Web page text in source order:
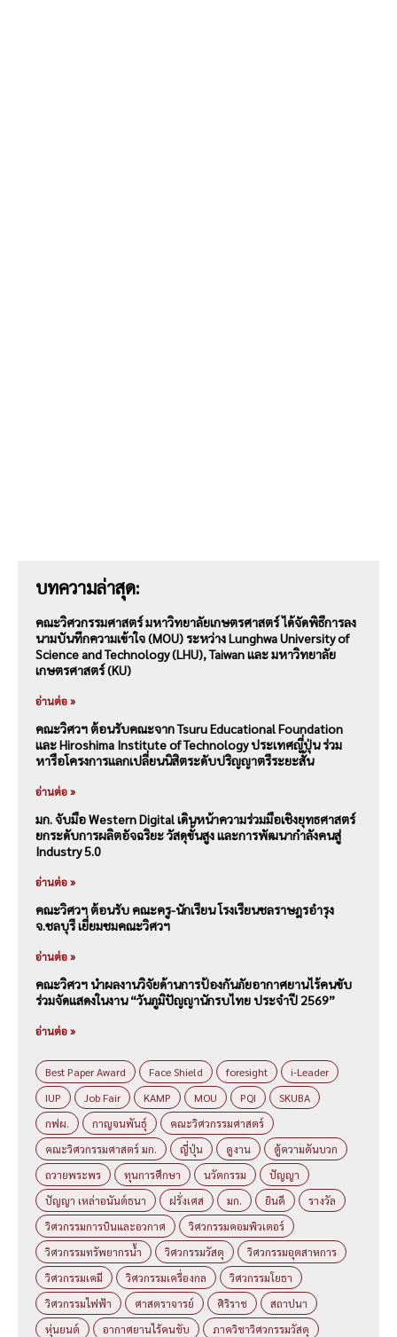
บทความล่าสุด:
คณะวิศวกรรมศาสตร์ มหาวิทยาลัยเกษตรศาสตร์ ได้จัดพิธีการลง
นามบันทึกความเข้าใจ (MOU) ระหว่าง Lunghwa University of
Science and Technology (LHU), Taiwan และ มหาวิทยาลัย
เกษตรศาสตร์ (KU)
อ่านต่อ »
คณะวิศวฯ ต้อนรับคณะจาก Tsuru Educational Foundation
และ Hiroshima Institute of Technology ประเทศญี่ปุ่น ร่วม
หารือโครงการแลกเปลี่ยนนิสิตระดับปริญญาตรีระยะสั้น
อ่านต่อ »
มก. จับมือ Western Digital เดินหน้าความร่วมมือเชิงยุทธศาสตร์
ยกระดับการผลิตอัจฉริยะ วัสดุขั้นสูง และการพัฒนากำลังคนสู่
Industry 5.0
อ่านต่อ »
คณะวิศวฯ ต้อนรับ คณะครู-นักเรียน โรงเรียนชลราษฎรอำรุง
จ.ชลบุรี เยี่ยมชมคณะวิศวฯ
อ่านต่อ »
คณะวิศวฯ นำผลงานวิจัยด้านการป้องกันภัยอากาศยานไร้คนขับ
ร่วมจัดแสดงในงาน “วันภูมิปัญญานักรบไทย ประจำปี 2569”
อ่านต่อ »
Best Paper Award Face Shield foresight
i-Leader
IUP
Job Fair KAMP MOU PQI
SKUBA
กฟผ.
กาญจนพันธุ์
คณะวิศวกรรมศาสตร์
คณะวิศวกรรมศาสตร์ มก.
ญี่ปุ่น ดูงาน
ตู้ความดันบวก
ถวายพระพร
ทุนการศึกษา นวัตกรรม
ปัญญา
ปัญญา เหล่าอนันต์ธนา
ฝรั่งเศส มก. ยินดี
รางวัล
วิศวกรรมการบินและอวกาศ
วิศวกรรมคอมพิวเตอร์
วิศวกรรมทรัพยากรน้ำ
วิศวกรรมวัสดุ
วิศวกรรมอุตสาหการ
วิศวกรรมเคมี
วิศวกรรมเครื่องกล
วิศวกรรมโยธา
วิศวกรรมไฟฟ้า
ศาสตราจารย์ ศิริราช
สถาปนา
หุ่นยนต์
อากาศยานไร้คนขับ
ภาควิชาวิศวกรรมวัสดุ